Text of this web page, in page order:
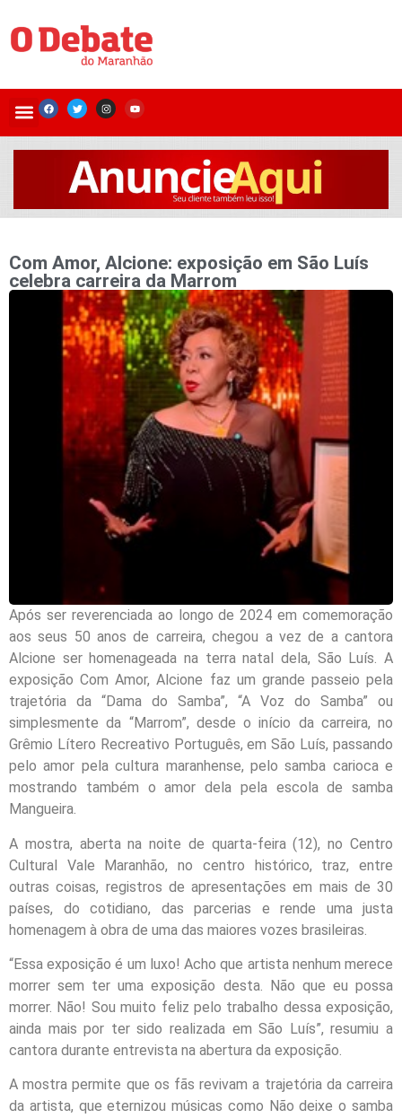
Com Amor, Alcione: exposição em São Luís
celebra carreira da Marrom
Após ser reverenciada ao longo de 2024 em comemoração
aos seus 50 anos de carreira, chegou a vez de a cantora
Alcione ser homenageada na terra natal dela, São Luís. A
exposição Com Amor, Alcione faz um grande passeio pela
trajetória da “Dama do Samba”, “A Voz do Samba” ou
simplesmente da “Marrom”, desde o início da carreira, no
Grêmio Lítero Recreativo Português, em São Luís, passando
pelo amor pela cultura maranhense, pelo samba carioca e
mostrando também o amor dela pela escola de samba
Mangueira.
A mostra, aberta na noite de quarta-feira (12), no Centro
Cultural Vale Maranhão, no centro histórico, traz, entre
outras coisas, registros de apresentações em mais de 30
países, do cotidiano, das parcerias e rende uma justa
homenagem à obra de uma das maiores vozes brasileiras.
“Essa exposição é um luxo! Acho que artista nenhum merece
morrer sem ter uma exposição desta. Não que eu possa
morrer. Não! Sou muito feliz pelo trabalho dessa exposição,
ainda mais por ter sido realizada em São Luís”, resumiu a
cantora durante entrevista na abertura da exposição.
A mostra permite que os fãs revivam a trajetória da carreira
da artista, que eternizou músicas como Não deixe o samba